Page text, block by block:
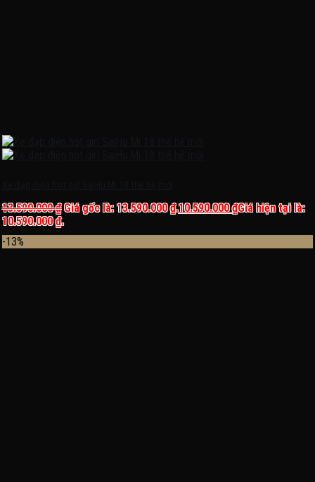
13.590.000₫ Giá gốc là: 13.590.000 ₫.10.590.000₫Giá hiện tại là:
10.590.000 ₫.
-13%